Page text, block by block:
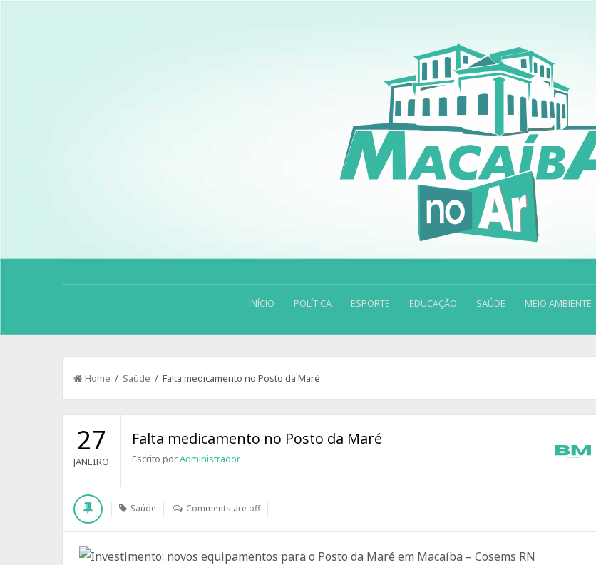
INÍCIO POLÍTICA ESPORTE EDUCAÇÃO SAÚDE MEIO AMBIENTE
Home / Saúde / Falta medicamento no Posto da Maré
27
JANEIRO
Falta medicamento no Posto da Maré
Escrito porAdministrador
Saúde Comments are off